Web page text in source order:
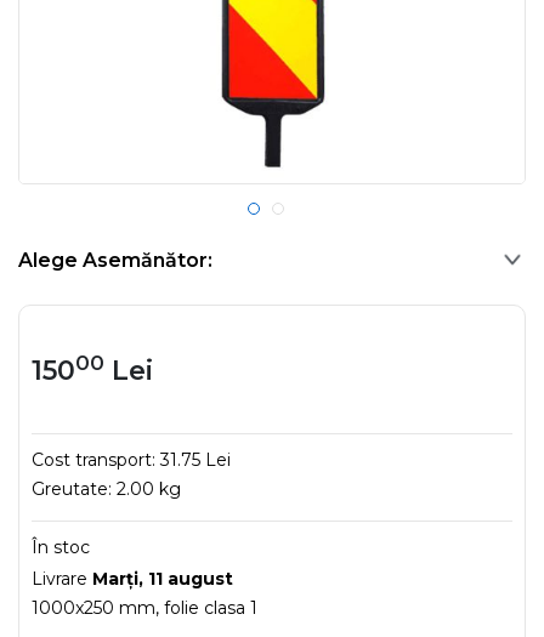
Alege Asemănător:
15000 Lei
Cost transport:31.75 Lei
Greutate: 2.00 kg
În stoc
Livrare Marţi, 11 august
1000x250 mm, folie clasa 1